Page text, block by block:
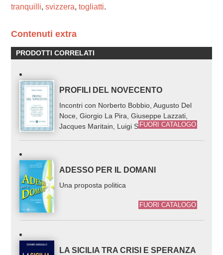
tranquilli, svizzera, togliatti.
Contenuti extra
PRODOTTI CORRELATI
PROFILI DEL NOVECENTO
Incontri con Norberto Bobbio, Augusto Del
Noce, Giorgio La Pira, Giuseppe Lazzati,
Jacques Maritain, Luigi SturzoFUORI CATALOGO
ADESSO PER IL DOMANI
Una proposta politica
FUORI CATALOGO
LA SICILIA TRA CRISI E SPERANZA